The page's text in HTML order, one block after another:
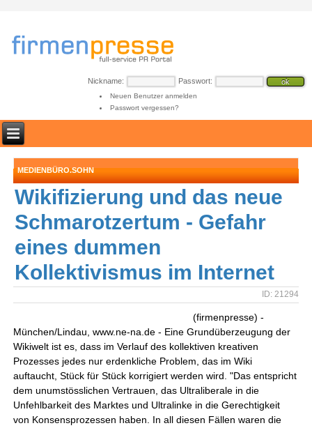
Nickname: Passwort:
Neuen Benutzer anmelden
Passwort vergessen?
MEDIENBÜRO.SOHN
Wikifizierung und das neue
Schmarotzertum - Gefahr
eines dummen
Kollektivismus im Internet
ID: 21294
(firmenpresse) -
München/Lindau, www.ne-na.de - Eine Grundüberzeugung der
Wikiwelt ist es, dass im Verlauf des kollektiven kreativen
Prozesses jedes nur erdenkliche Problem, das im Wiki
auftaucht, Stück für Stück korrigiert werden wird. "Das entspricht
dem unumstösslichen Vertrauen, das Ultraliberale in die
Unfehlbarkeit des Marktes und Ultralinke in die Gerechtigkeit
von Konsensprozessen haben. In all diesen Fällen waren die